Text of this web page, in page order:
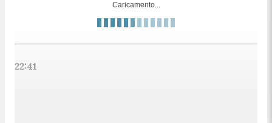
Caricamento...
22:41